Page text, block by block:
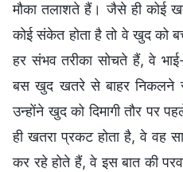
मौका तलाशते हैं। जैसे ही कोई
कोई संकेत होता है तो वे खुद को
हर संभव तरीका सोचते हैं, वे
बस खुद खतरे से बाहर निकलने
उन्होंने खुद को दिमागी तौर पर
ही खतरा प्रकट होता है, वे वह
कर रहे होते हैं, वे इस बात की